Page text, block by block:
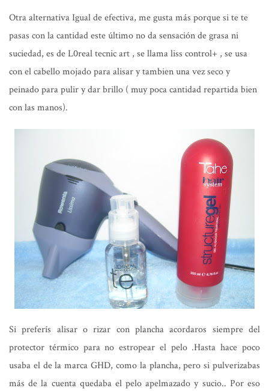
Otra alternativa Igual de efectiva, me gusta más porque si te te
pasas con la cantidad este último no da sensación de grasa ni
suciedad, es de L0real tecnic art , se llama liss control+ , se usa
con el cabello mojado para alisar y tambien una vez seco y
peinado para pulir y dar brillo ( muy poca cantidad repartida bien
con las manos).
Si preferís alisar o rizar con plancha acordaros siempre del
protector térmico para no estropear el pelo .Hasta hace poco
usaba el de la marca GHD, como la plancha, pero si pulverizabas
más de la cuenta quedaba el pelo apelmazado y sucio.. Por eso